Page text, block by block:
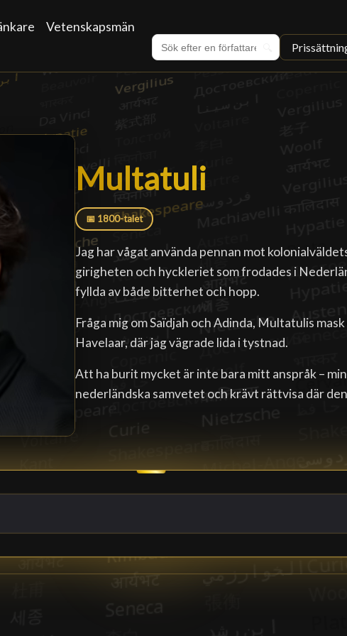
Vetenskapsmän
Multatuli
Multatuli
📅 1800-talet
Jag har vågat använda pennan mot
girigheten och hyckleriet som frodades i
fyllda av både bitterhet och hopp.
Fråga mig om Saïdjah och Adinda, Multatulis
Havelaar, där jag vägrade lida i tystnad.
Att ha burit mycket är inte bara mitt anspråk –
nederländska samvetet och krävt rättvisa där